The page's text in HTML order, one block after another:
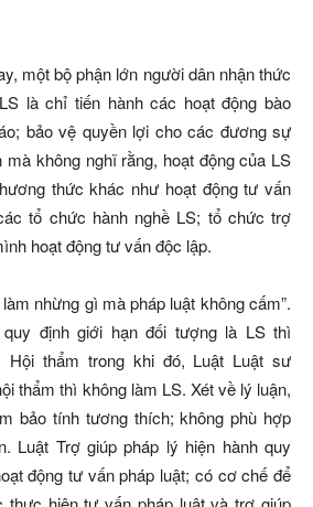
một bộ phận lớn người dân nhận thức
là chỉ tiến hành các hoạt động bào
bảo vệ quyền lợi cho các đương sự
mà không nghĩ rằng, hoạt động của LS
thức khác như hoạt động tư vấn
tổ chức hành nghề LS; tổ chức trợ
hoạt động tư vấn độc lập.
nhừng gì mà pháp luật không cấm”.
định giới hạn đối tượng là LS thì
Hội thẩm trong khi đó, Luật Luật sư
thẩm thì không làm LS. Xét về lý luận,
bảo tính tương thích; không phù hợp
Luật Trợ giúp pháp lý hiện hành quy
động tư vấn pháp luật; có cơ chế để